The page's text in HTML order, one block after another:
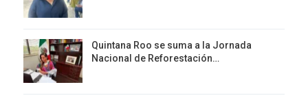
Quintana Roo se suma a la Jornada
Nacional de Reforestación…